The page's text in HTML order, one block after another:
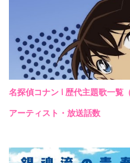
名探偵コナン | 歴代主題歌一覧
アーティスト・放送話数